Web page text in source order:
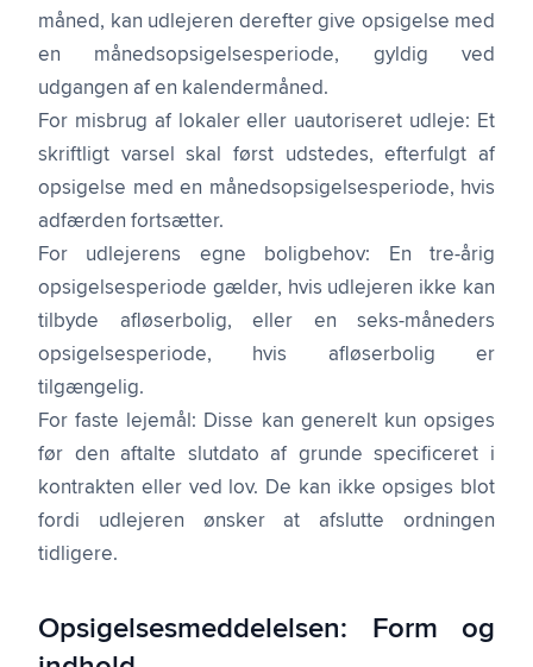
måned, kan udlejeren derefter give opsigelse med
en månedsopsigelses­periode, gyldig ved
udgangen af en kalendermåned.
For misbrug af lokaler eller uautoriseret udleje: Et
skriftligt varsel skal først udstedes, efterfulgt af
opsigelse med en månedsopsigelses­periode, hvis
adfærden fortsætter.
For udlejerens egne boligbehov: En tre-årig
opsigelsesperiode gælder, hvis udlejeren ikke kan
tilbyde afløser­bolig, eller en seks-måneders
opsigelsesperiode, hvis afløser­bolig er
tilgængelig.
For faste lejemål: Disse kan generelt kun opsiges
før den aftalte slutdato af grunde specificeret i
kontrakten eller ved lov. De kan ikke opsiges blot
fordi udlejeren ønsker at afslutte ordningen
tidligere.
Opsigelses­meddelelsen: Form og